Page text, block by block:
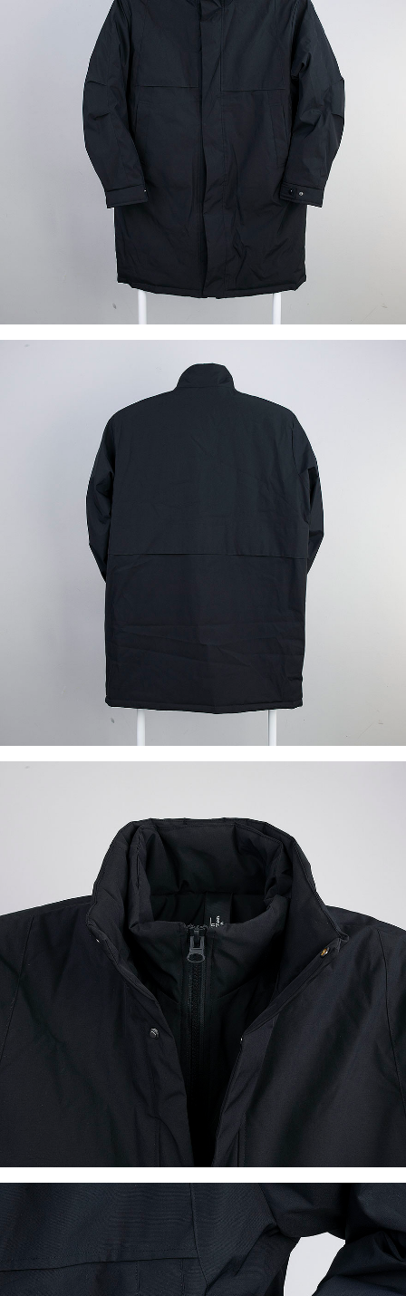
이코 라이프 하